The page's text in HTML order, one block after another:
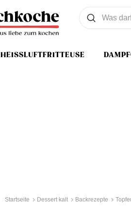
HEISSLUFTFRITTEUSE
Was wollen Sie suchen
Suchen
Startseite Dessert kalt Backrezepte